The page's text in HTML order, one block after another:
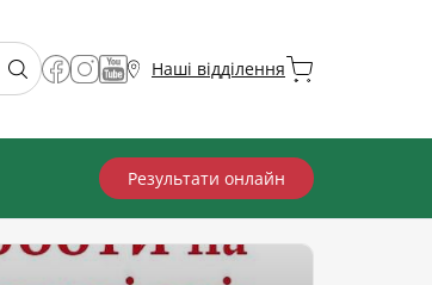
Наші відділення
Результати онлайн